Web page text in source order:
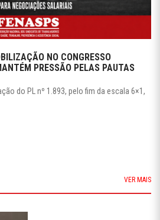
NO CONGRESSO
PRESSÃO PELAS PAUTAS
do PL nº 1.893, pelo fim da escala 6×1,
VER MAIS